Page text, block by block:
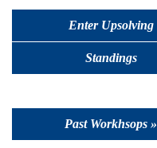
Enter Upsolving
Standings
Past Workhsops »